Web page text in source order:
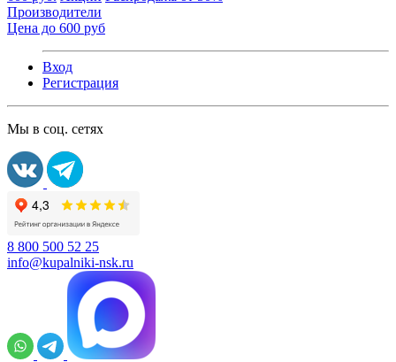
Производители
Цена до 600 руб
Вход
Регистрация
Мы в соц. сетях
8 800 500 52 25
info@kupalniki-nsk.ru